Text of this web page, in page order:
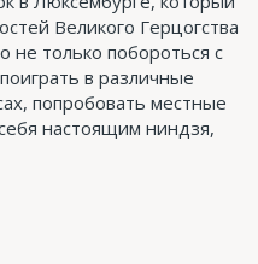
Великого Герцогства
не только побороться с
в различные
попробовать местные
настоящим ниндзя,